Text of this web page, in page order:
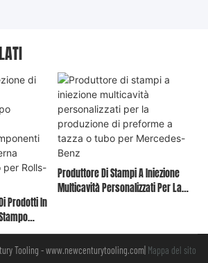
Prodotti In
Produttore Di Stampi A Iniezione
Multicavità Personalizzati Per La
Tooling -www.newcenturytooling.com Mappa del sito